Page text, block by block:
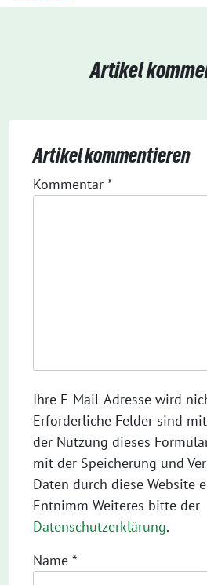
Artikel
Artikel kommentieren
Kommentar *
Ihre E-Mail-Adresse wird
Erforderliche Felder sind
der Nutzung dieses
mit der Speicherung und
Daten durch diese Website
Entnimm Weiteres bitte der
Datenschutzerklärung.
Name *